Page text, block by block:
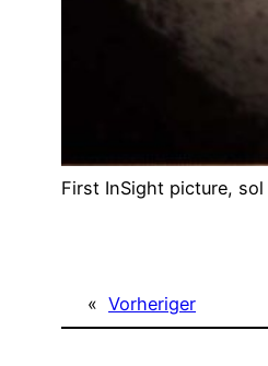
First InSight picture,
« Vorheriger